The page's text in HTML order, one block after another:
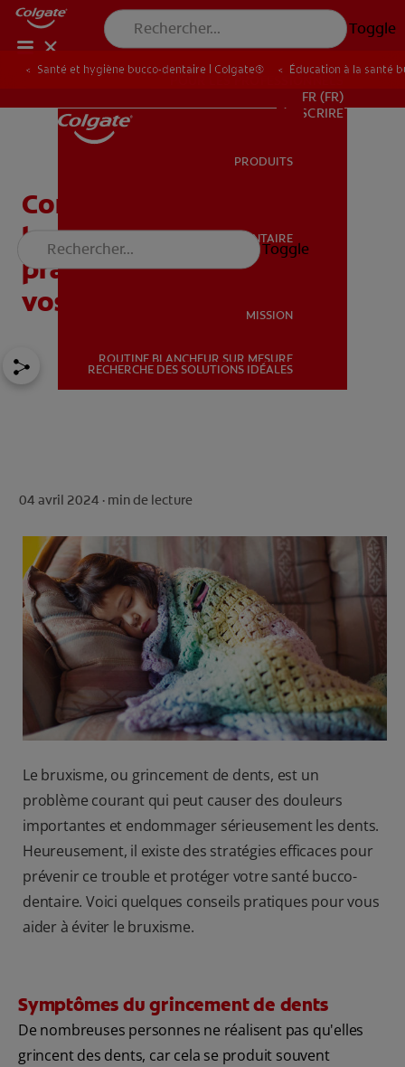
Toggle
SANTÉ BUCCO-DENTAIRE
FR (FR)
POUR LES PROFESSIONNELS
FR (FR)
S’INSCRIRE
PRODUITS
SANTÉ BUCCO-DENTAIRE
MISSION
ROUTINE BLANCHEUR SUR MESURE
RECHERCHE DES SOLUTIONS IDÉALES
Toggle
Santé et hygiène bucco-dentaire | Colgate® Éducation à la santé
Comment prévenir le
bruxisme : Conseils
pratiques pour protéger
vos dents
04 avril 2024 · min de lecture
Le bruxisme, ou grincement de dents, est un
problème courant qui peut causer des douleurs
importantes et endommager sérieusement les dents.
Heureusement, il existe des stratégies efficaces pour
prévenir ce trouble et protéger votre santé bucco-
dentaire. Voici quelques conseils pratiques pour vous
aider à éviter le bruxisme.
Symptômes du grincement de dents
De nombreuses personnes ne réalisent pas qu'elles
grincent des dents, car cela se produit souvent